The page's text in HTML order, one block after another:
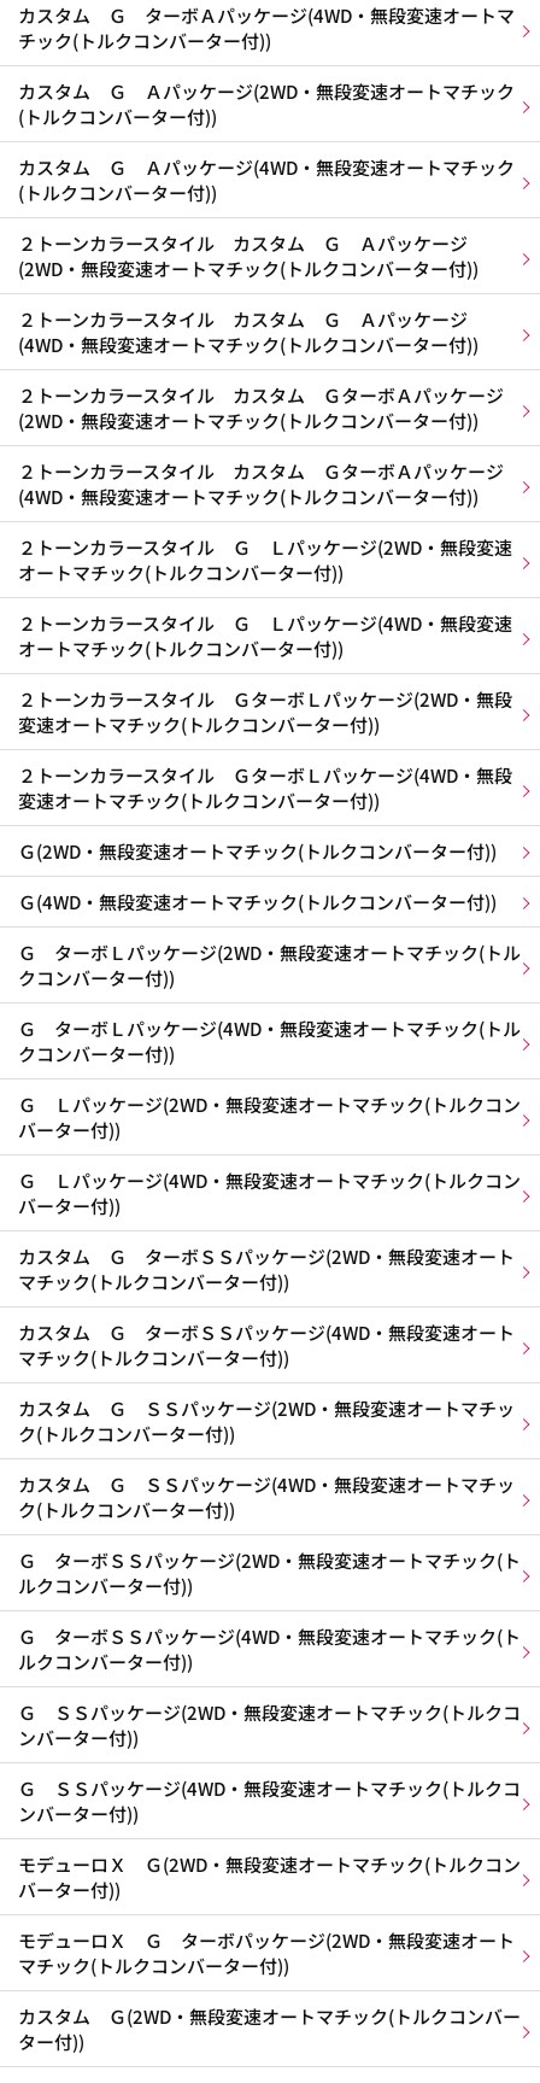
カスタム Ｇ ターボＡパッケージ(4WD・無段変速オートマ
チック(トルクコンバーター付))
カスタム Ｇ Ａパッケージ(2WD・無段変速オートマチック
(トルクコンバーター付))
カスタム Ｇ Ａパッケージ(4WD・無段変速オートマチック
(トルクコンバーター付))
２トーンカラースタイル カスタム Ｇ Ａパッケージ
(2WD・無段変速オートマチック(トルクコンバーター付))
２トーンカラースタイル カスタム Ｇ Ａパッケージ
(4WD・無段変速オートマチック(トルクコンバーター付))
２トーンカラースタイル カスタム ＧターボＡパッケージ
(2WD・無段変速オートマチック(トルクコンバーター付))
２トーンカラースタイル カスタム ＧターボＡパッケージ
(4WD・無段変速オートマチック(トルクコンバーター付))
２トーンカラースタイル Ｇ Ｌパッケージ(2WD・無段変速
オートマチック(トルクコンバーター付))
２トーンカラースタイル Ｇ Ｌパッケージ(4WD・無段変速
オートマチック(トルクコンバーター付))
２トーンカラースタイル ＧターボＬパッケージ(2WD・無段
変速オートマチック(トルクコンバーター付))
２トーンカラースタイル ＧターボＬパッケージ(4WD・無段
変速オートマチック(トルクコンバーター付))
Ｇ(2WD・無段変速オートマチック(トルクコンバーター付))
Ｇ(4WD・無段変速オートマチック(トルクコンバーター付))
Ｇ ターボＬパッケージ(2WD・無段変速オートマチック(トル
クコンバーター付))
Ｇ ターボＬパッケージ(4WD・無段変速オートマチック(トル
クコンバーター付))
Ｇ Ｌパッケージ(2WD・無段変速オートマチック(トルクコン
バーター付))
Ｇ Ｌパッケージ(4WD・無段変速オートマチック(トルクコン
バーター付))
カスタム Ｇ ターボＳＳパッケージ(2WD・無段変速オート
マチック(トルクコンバーター付))
カスタム Ｇ ターボＳＳパッケージ(4WD・無段変速オート
マチック(トルクコンバーター付))
カスタム Ｇ ＳＳパッケージ(2WD・無段変速オートマチッ
ク(トルクコンバーター付))
カスタム Ｇ ＳＳパッケージ(4WD・無段変速オートマチッ
ク(トルクコンバーター付))
Ｇ ターボＳＳパッケージ(2WD・無段変速オートマチック(ト
ルクコンバーター付))
Ｇ ターボＳＳパッケージ(4WD・無段変速オートマチック(ト
ルクコンバーター付))
Ｇ ＳＳパッケージ(2WD・無段変速オートマチック(トルクコ
ンバーター付))
Ｇ ＳＳパッケージ(4WD・無段変速オートマチック(トルクコ
ンバーター付))
モデューロＸ Ｇ(2WD・無段変速オートマチック(トルクコン
バーター付))
モデューロＸ Ｇ ターボパッケージ(2WD・無段変速オート
マチック(トルクコンバーター付))
カスタム Ｇ(2WD・無段変速オートマチック(トルクコンバー
ター付))